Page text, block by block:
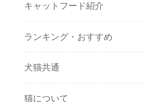
キャットフード紹介
ランキング・おすすめ
犬猫共通
猫について